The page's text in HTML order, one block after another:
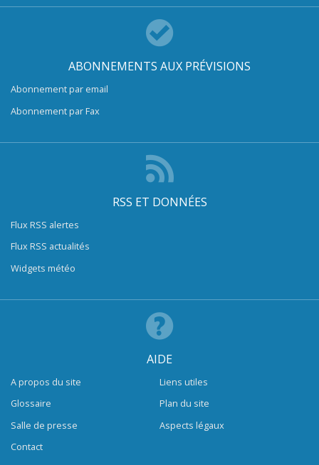
ABONNEMENTS AUX PRÉVISIONS
Abonnement par email
Abonnement par Fax
RSS ET DONNÉES
Flux RSS alertes
Flux RSS actualités
Widgets météo
AIDE
A propos du site
Glossaire
Salle de presse
Contact
Liens utiles
Plan du site
Aspects légaux